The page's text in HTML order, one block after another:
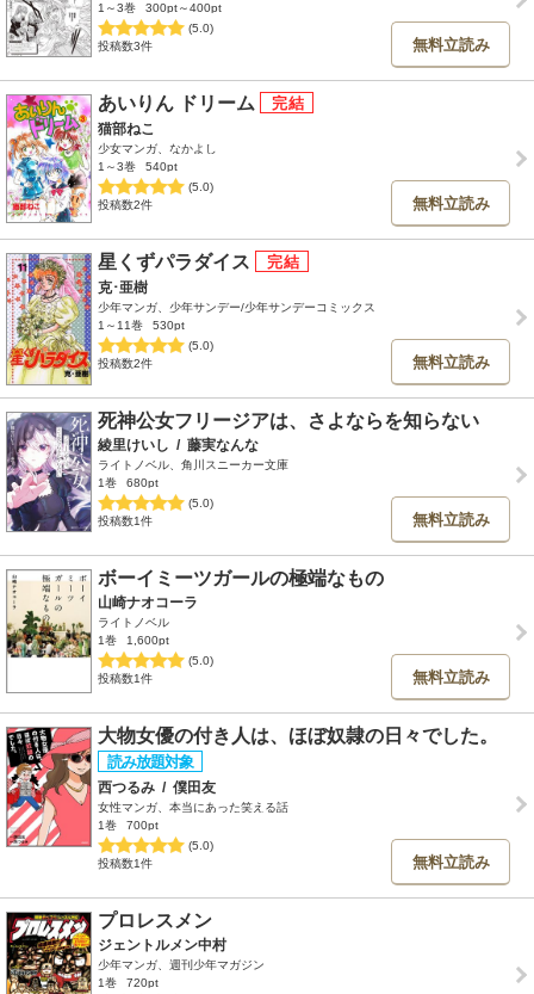
1～3巻
300pt～400pt
(5.0)
投稿数3件
無料立読み
あいりん ドリーム
猫部ねこ
少女マンガ、なかよし
1～3巻
540pt
(5.0)
投稿数2件
無料立読み
星くずパラダイス
克･亜樹
少年マンガ、少年サンデー/少年サンデーコミックス
1～11巻
530pt
(5.0)
投稿数2件
無料立読み
死神公女フリージアは、さよならを知らない
綾里けいし / 藤実なんな
ライトノベル、角川スニーカー文庫
1巻
680pt
(5.0)
投稿数1件
無料立読み
ボーイミーツガールの極端なもの
山崎ナオコーラ
ライトノベル
1巻
1,600pt
(5.0)
投稿数1件
無料立読み
大物女優の付き人は、ほぼ奴隷の日々でした。
西つるみ / 僕田友
女性マンガ、本当にあった笑える話
1巻
700pt
(5.0)
投稿数1件
無料立読み
プロレスメン
ジェントルメン中村
少年マンガ、週刊少年マガジン
1巻
720pt